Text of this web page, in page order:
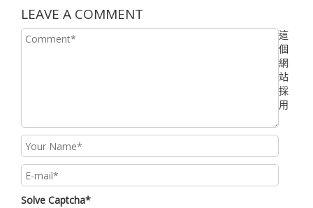
LEAVE A COMMENT
Solve Captcha*
這
個
網
站
採
用